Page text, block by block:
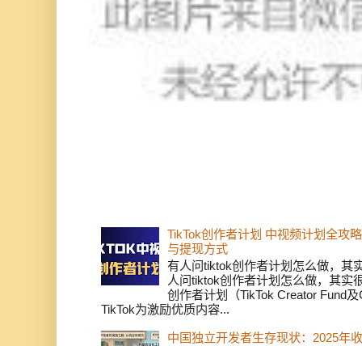
TikTok创作者计划 中视频计划全攻
与提现方式
有人问tiktok创作者计划怎么做，其
人问tiktok创作者计划怎么做，其实
创作者计划（TikTok Creator Fund
TikTok为激励优质内容...
中国独立开发者生存现状：2025年